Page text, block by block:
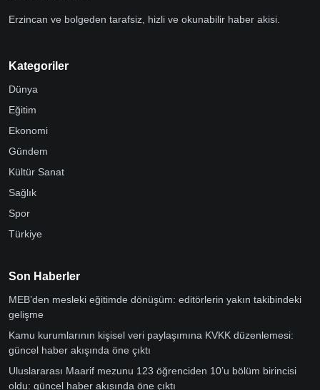
Erzincan ve bolgeden tarafsiz, hizli ve okunabilir haber akisi.
Kategoriler
Dünya
Eğitim
Ekonomi
Gündem
Kültür Sanat
Sağlık
Spor
Türkiye
Son Haberler
MEB’den mesleki eğitimde dönüşüm: editörlerin yakın takibindeki
gelişme
Kamu kurumlarının kişisel veri paylaşımına KVKK düzenlemesi:
güncel haber akışında öne çıktı
Uluslararası Maarif mezunu 123 öğrenciden 10’u bölüm birincisi
oldu: güncel haber akışında öne çıktı